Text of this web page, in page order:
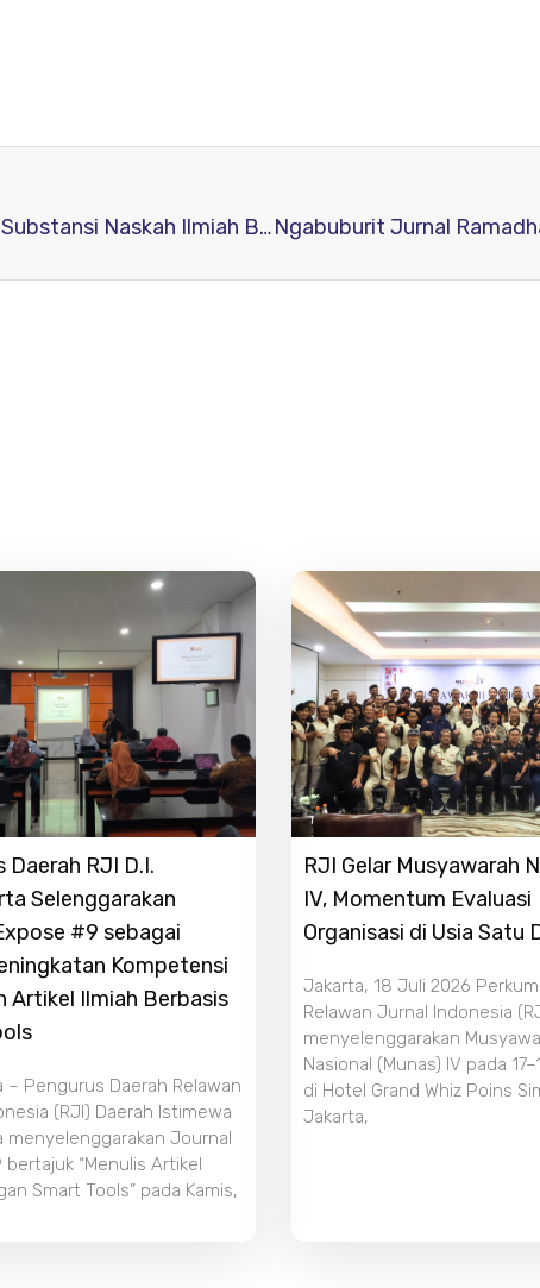
Ngabuburit Jurnal Ilmiah 2025 Sesi 2: Bedah Substansi Naskah Ilmiah Bersama RJI
Daerah RJI D.I.
Selenggarakan
#9 sebagai
Kompetensi
Artikel Ilmiah Berbasis
– Pengurus Daerah Relawan
(RJI) Daerah Istimewa
menyelenggarakan Journal
“Menulis Artikel
Smart Tools” pada Kamis,
RJI Gelar Musyawarah
IV, Momentum Evaluasi
Organisasi di Usia Satu
Jakarta, 18 Juli 2026
Relawan Jurnal Indonesia
menyelenggarakan
Nasional (Munas) IV pada
di Hotel Grand Whiz Poins
Jakarta,